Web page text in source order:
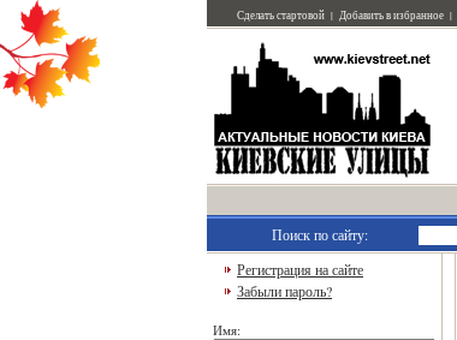
Сделать стартовой | Добавить в избранное |
Поиск по сайту:
Регистрация на сайте
Забыли пароль?
Имя: